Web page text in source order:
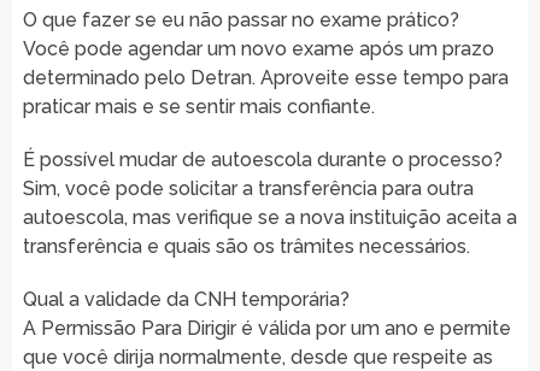
O que fazer se eu não passar no exame prático?
Você pode agendar um novo exame após um prazo
determinado pelo Detran. Aproveite esse tempo para
praticar mais e se sentir mais confiante.
É possível mudar de autoescola durante o processo?
Sim, você pode solicitar a transferência para outra
autoescola, mas verifique se a nova instituição aceita a
transferência e quais são os trâmites necessários.
Qual a validade da CNH temporária?
A Permissão Para Dirigir é válida por um ano e permite
que você dirija normalmente, desde que respeite as